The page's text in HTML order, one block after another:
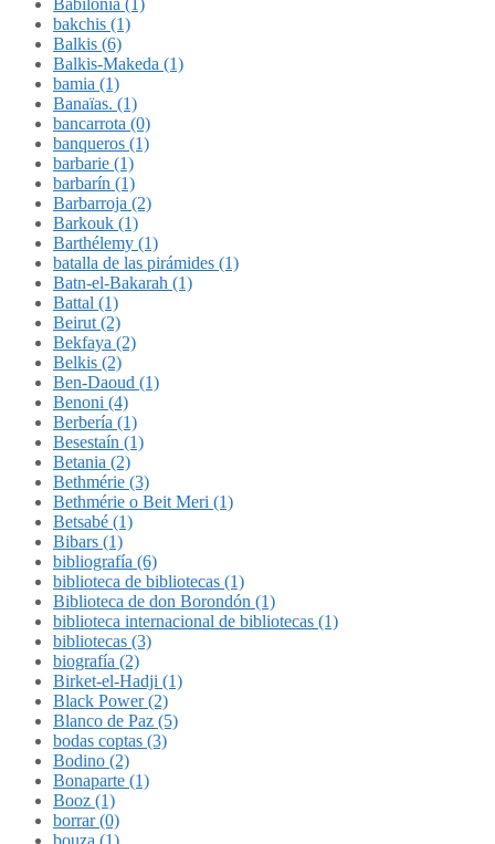
Babilonia (1)
bakchis (1)
Balkis (6)
Balkis-Makeda (1)
bamia (1)
Banaïas. (1)
bancarrota (0)
banqueros (1)
barbarie (1)
barbarín (1)
Barbarroja (2)
Barkouk (1)
Barthélemy (1)
batalla de las pirámides (1)
Batn-el-Bakarah (1)
Battal (1)
Beirut (2)
Bekfaya (2)
Belkis (2)
Ben-Daoud (1)
Benoni (4)
Berbería (1)
Besestaín (1)
Betania (2)
Bethmérie (3)
Bethmérie o Beit Meri (1)
Betsabé (1)
Bibars (1)
bibliografía (6)
biblioteca de bibliotecas (1)
Biblioteca de don Borondón (1)
biblioteca internacional de bibliotecas (1)
bibliotecas (3)
biografía (2)
Birket-el-Hadji (1)
Black Power (2)
Blanco de Paz (5)
bodas coptas (3)
Bodino (2)
Bonaparte (1)
Booz (1)
borrar (0)
bouza (1)